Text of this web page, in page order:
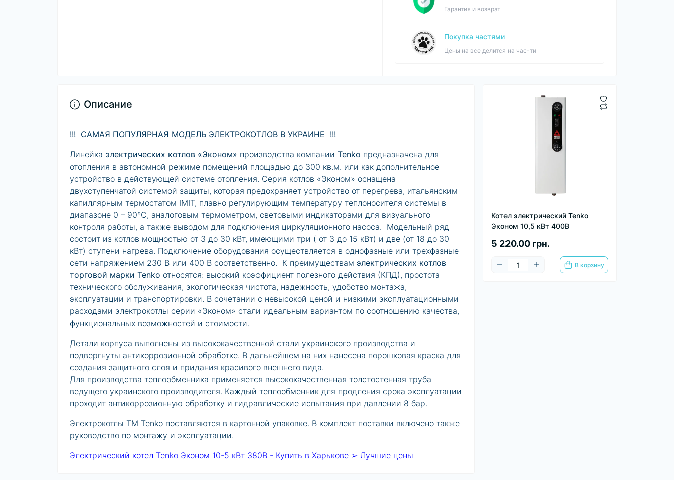
Гарантия и возврат
Покупка частями
Цены на все делится на час-ти
Котел электрический Tenko
Эконом 10,5 кВт 400В
5 220.00 грн.
В корзину
Описание
!!! САМАЯ ПОПУЛЯРНАЯ МОДЕЛЬ ЭЛЕКТРОКОТЛОВ В УКРАИНЕ !!!
Линейка электрических котлов «Эконом» производства компании Tenko предназначена для
отопления в автономной режиме помещений площадью до 300 кв.м. или как дополнительное
устройство в действующей системе отопления. Серия котлов «Эконом» оснащена
двухступенчатой системой защиты, которая предохраняет устройство от перегрева, итальянским
капиллярным термостатом IMIT, плавно регулирующим температуру теплоносителя системы в
диапазоне 0 – 90°С, аналоговым термометром, световыми индикаторами для визуального
контроля работы, а также выводом для подключения циркуляционного насоса. Модельный ряд
состоит из котлов мощностью от 3 до 30 кВт, имеющими три ( от 3 до 15 кВт) и две (от 18 до 30
кВт) ступени нагрева. Подключение оборудования осуществляется в однофазные или трехфазные
сети напряжением 230 В или 400 В соответственно. К преимуществам электрических котлов
торговой марки Tenko относятся: высокий коэффициент полезного действия (КПД), простота
технического обслуживания, экологическая чистота, надежность, удобство монтажа,
эксплуатации и транспортировки. В сочетании с невысокой ценой и низкими эксплуатационными
расходами электрокотлы серии «Эконом» стали идеальным вариантом по соотношению качества,
функциональных возможностей и стоимости.
Детали корпуса выполнены из высококачественной стали украинского производства и
подвергнуты антикоррозионной обработке. В дальнейшем на них нанесена порошковая краска для
создания защитного слоя и придания красивого внешнего вида.
Для производства теплообменника применяется высококачественная толстостенная труба
ведущего украинского производителя. Каждый теплообменник для продления срока эксплуатации
проходит антикоррозионную обработку и гидравлические испытания при давлении 8 бар.
Электрокотлы ТМ Tenko поставляются в картонной упаковке. В комплект поставки включено также
руководство по монтажу и эксплуатации.
Электрический котел Tenko Эконом 10-5 кВт 380В - Купить в Харькове ➢ Лучшие цены